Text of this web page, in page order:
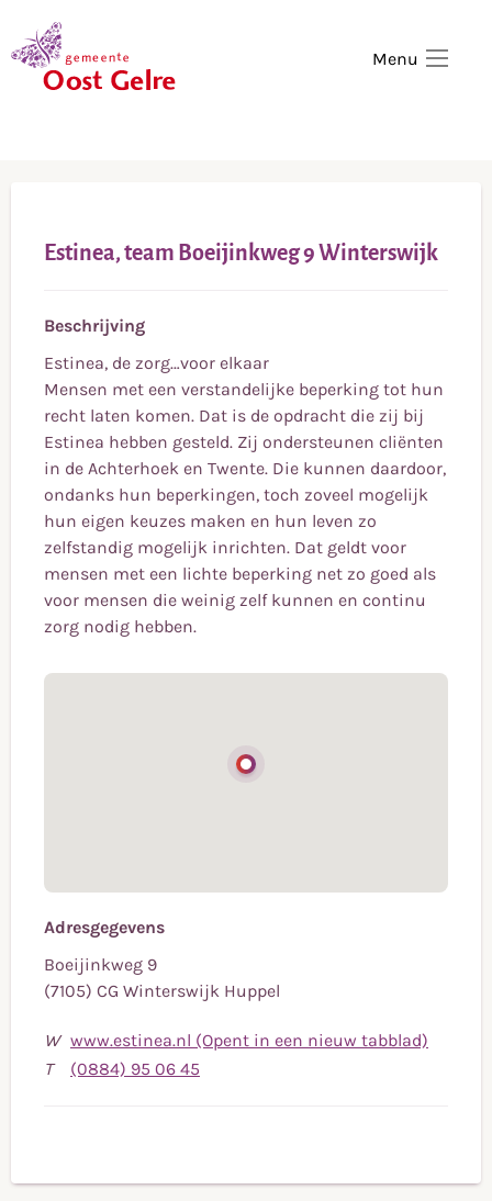
Menu
Estinea, team Boeijinkweg 9 Winterswijk
Beschrijving
Estinea, de zorg…voor elkaar
Mensen met een verstandelijke beperking tot hun
recht laten komen. Dat is de opdracht die zij bij
Estinea hebben gesteld. Zij ondersteunen cliënten
in de Achterhoek en Twente. Die kunnen daardoor,
ondanks hun beperkingen, toch zoveel mogelijk
hun eigen keuzes maken en hun leven zo
zelfstandig mogelijk inrichten. Dat geldt voor
mensen met een lichte beperking net zo goed als
voor mensen die weinig zelf kunnen en continu
zorg nodig hebben.
Adresgegevens
Boeijinkweg 9
(7105) CG Winterswijk Huppel
W www.estinea.nl (Opent in een nieuw tabblad)
T
(0884) 95 06 45
95